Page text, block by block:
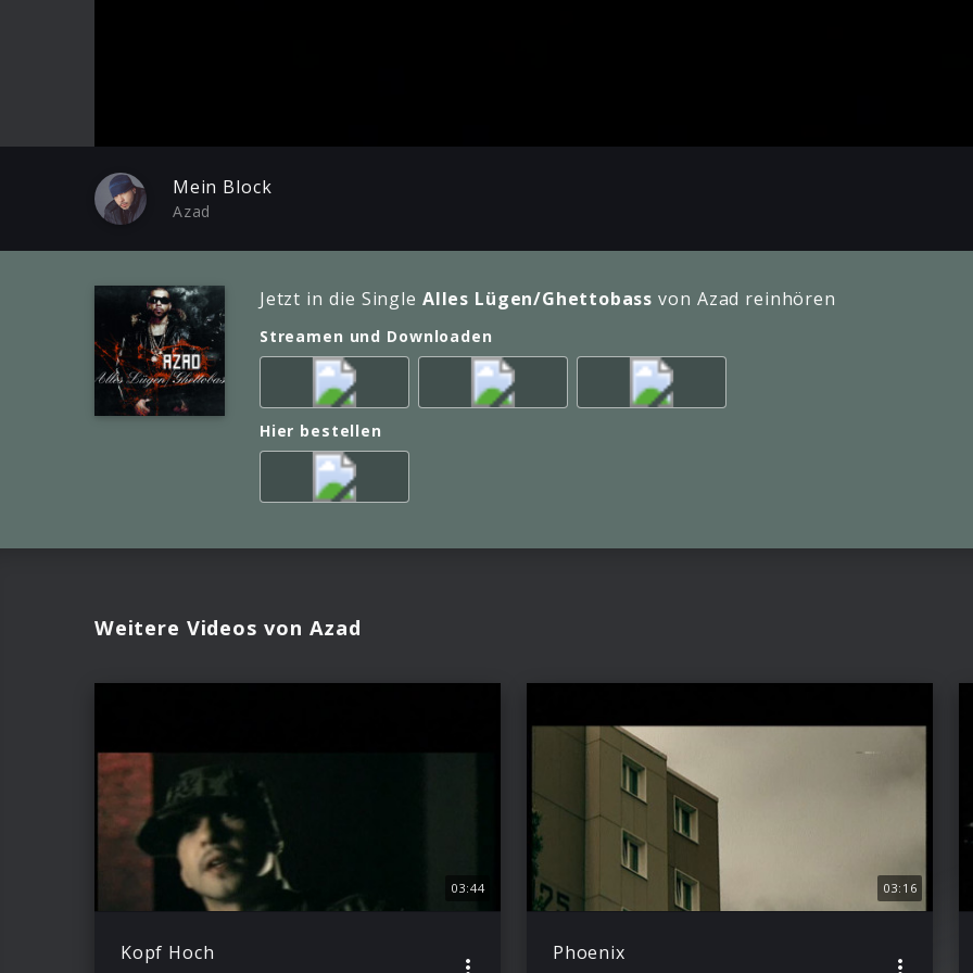
Play
Mein Block
Azad
Jetzt in die Single Alles Lügen/Ghettobass von Azad reinhören
Streamen und Downloaden
Hier bestellen
Weitere Videos von Azad
03:44
Kopf Hoch
03:16
Phoenix